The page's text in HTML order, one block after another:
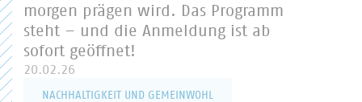
morgen prägen wird. Das Programm
steht – und die Anmeldung ist ab
sofort geöffnet!
20.02.26
NACHHALTIGKEIT UND GEMEINWOHL